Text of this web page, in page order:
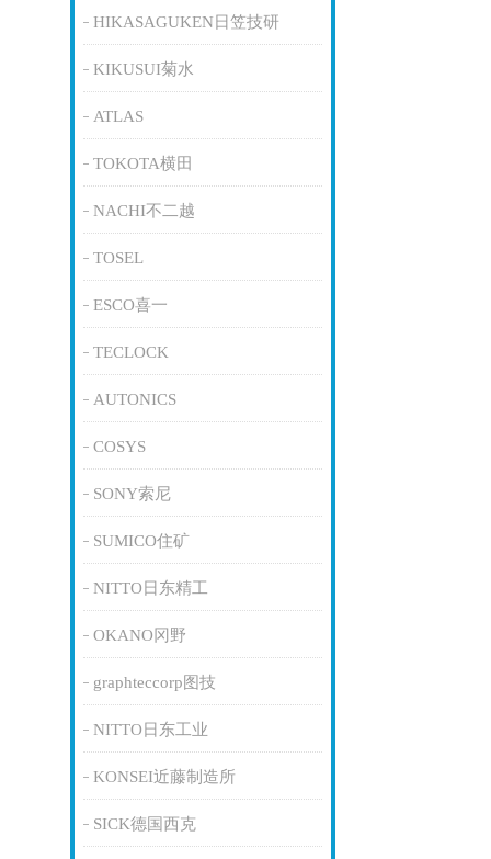
HIKASAGUKEN日笠技研
KIKUSUI菊水
ATLAS
TOKOTA横田
NACHI不二越
TOSEL
ESCO喜一
TECLOCK
AUTONICS
COSYS
SONY索尼
SUMICO住矿
NITTO日东精工
OKANO冈野
graphteccorp图技
NITTO日东工业
KONSEI近藤制造所
SICK德国西克